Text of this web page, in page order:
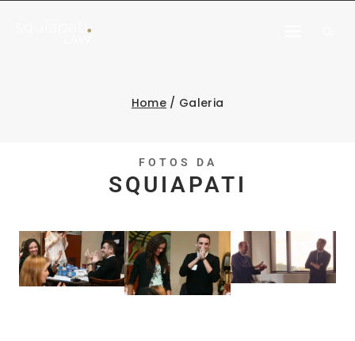
Home / Galeria
FOTOS DA
SQUIAPATI